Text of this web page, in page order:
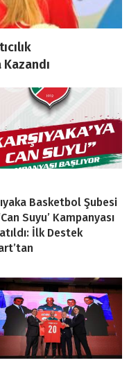
Basketbol Şubesi
Suyu’ Kampanyası
İlk Destek